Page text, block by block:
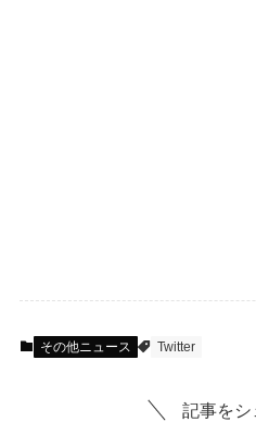
その他ニュース Twitter
記事をシ